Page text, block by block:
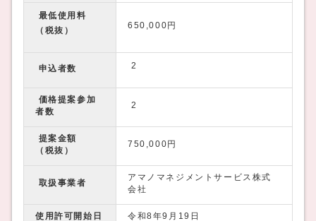
最低使用料
（税抜）
650,000円
申込者数 2
価格提案参加
者数
2
提案金額
（税抜）
750,000円
取扱事業者
アマノマネジメントサービス株式
会社
使用許可開始日 令和8年9月19日